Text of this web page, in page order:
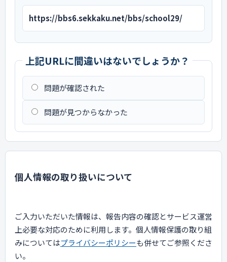
https://bbs6.sekkaku.net/bbs/school29/
上記URLに間違いはないでしょうか？
問題が確認された
問題が見つからなかった
個人情報の取り扱いについて
ご入力いただいた情報は、報告内容の確認とサービス運営
上必要な対応のために利用します。個人情報保護の取り組
みについてはプライバシーポリシーも併せてご参照くださ
い。